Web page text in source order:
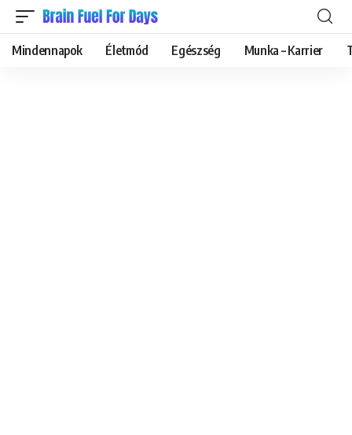
Mindennapok Életmód Egészség Munka – Karrier